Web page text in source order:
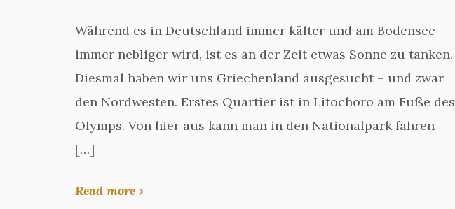
Während es in Deutschland immer kälter und am Bodensee
immer nebliger wird, ist es an der Zeit etwas Sonne zu tanken.
Diesmal haben wir uns Griechenland ausgesucht – und zwar
den Nordwesten. Erstes Quartier ist in Litochoro am Fuße des
Olymps. Von hier aus kann man in den Nationalpark fahren
[…]
Read more ›